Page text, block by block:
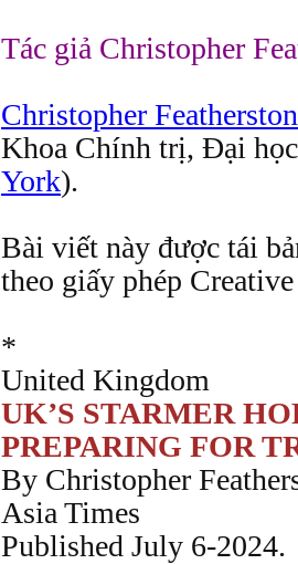
Tác giả Christopher
Christopher
Khoa Chính trị, Đại
York).
Bài viết này được tái
theo giấy phép
*
United Kingdom
UK’S STARMER
PREPARING FOR
By Christopher
Asia Times
Published July 6-2024.